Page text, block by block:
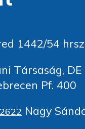
1442/54
Társaság,
Pf. 400
Nagy